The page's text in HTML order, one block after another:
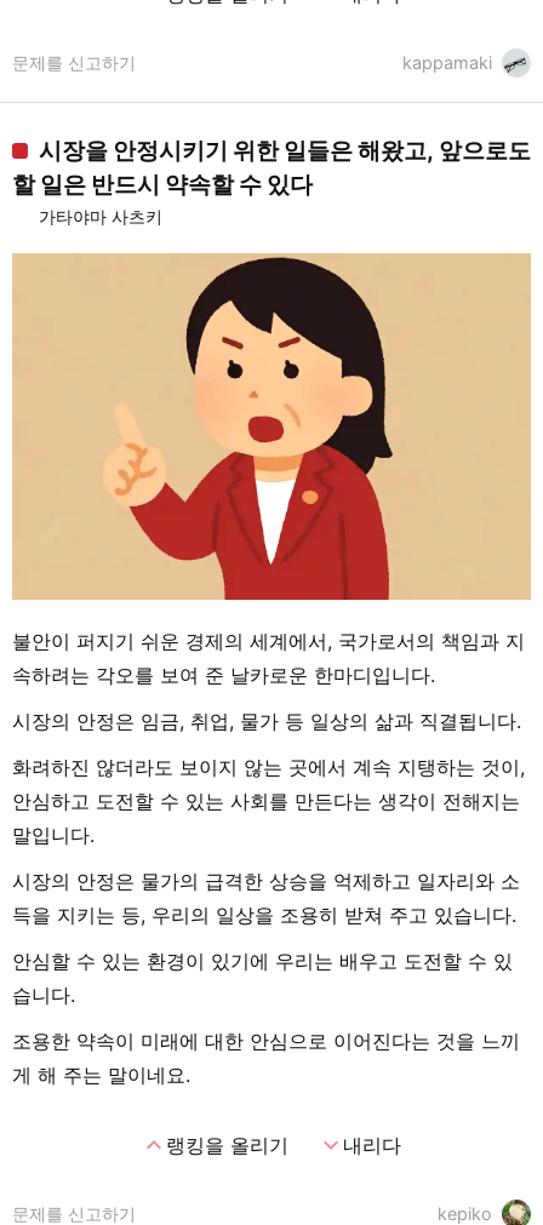
kappamaki
문제를 신고하기
시장을 안정시키기 위한 일들은 해왔고, 앞으로도
할 일은 반드시 약속할 수 있다
가타야마 사츠키
불안이 퍼지기 쉬운 경제의 세계에서, 국가로서의 책임과 지
속하려는 각오를 보여 준 날카로운 한마디입니다.
시장의 안정은 임금, 취업, 물가 등 일상의 삶과 직결됩니다.
화려하진 않더라도 보이지 않는 곳에서 계속 지탱하는 것이,
안심하고 도전할 수 있는 사회를 만든다는 생각이 전해지는
말입니다.
시장의 안정은 물가의 급격한 상승을 억제하고 일자리와 소
득을 지키는 등, 우리의 일상을 조용히 받쳐 주고 있습니다.
안심할 수 있는 환경이 있기에 우리는 배우고 도전할 수 있
습니다.
조용한 약속이 미래에 대한 안심으로 이어진다는 것을 느끼
게 해 주는 말이네요.
expand_less랭킹을 올리기 expand_more내리다
kepiko
문제를 신고하기